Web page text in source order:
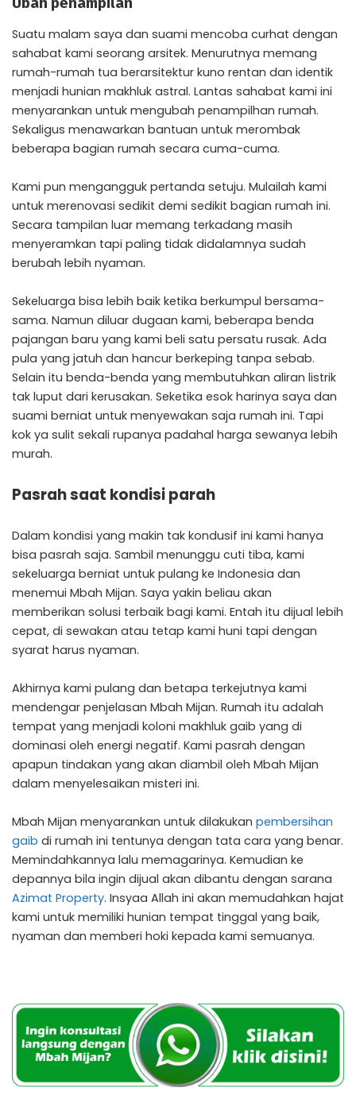
Suatu malam saya dan suami mencoba curhat dengan
sahabat kami seorang arsitek. Menurutnya memang
rumah-rumah tua berarsitektur kuno rentan dan identik
menjadi hunian makhluk astral. Lantas sahabat kami ini
menyarankan untuk mengubah penampilhan rumah.
Sekaligus menawarkan bantuan untuk merombak
beberapa bagian rumah secara cuma-cuma.
Kami pun mengangguk pertanda setuju. Mulailah kami
untuk merenovasi sedikit demi sedikit bagian rumah ini.
Secara tampilan luar memang terkadang masih
menyeramkan tapi paling tidak didalamnya sudah
berubah lebih nyaman.
Sekeluarga bisa lebih baik ketika berkumpul bersama-
sama. Namun diluar dugaan kami, beberapa benda
pajangan baru yang kami beli satu persatu rusak. Ada
pula yang jatuh dan hancur berkeping tanpa sebab.
Selain itu benda-benda yang membutuhkan aliran listrik
tak luput dari kerusakan. Seketika esok harinya saya dan
suami berniat untuk menyewakan saja rumah ini. Tapi
kok ya sulit sekali rupanya padahal harga sewanya lebih
murah.
Pasrah saat kondisi parah
Dalam kondisi yang makin tak kondusif ini kami hanya
bisa pasrah saja. Sambil menunggu cuti tiba, kami
sekeluarga berniat untuk pulang ke Indonesia dan
menemui Mbah Mijan. Saya yakin beliau akan
memberikan solusi terbaik bagi kami. Entah itu dijual lebih
cepat, di sewakan atau tetap kami huni tapi dengan
syarat harus nyaman.
Akhirnya kami pulang dan betapa terkejutnya kami
mendengar penjelasan Mbah Mijan. Rumah itu adalah
tempat yang menjadi koloni makhluk gaib yang di
dominasi oleh energi negatif. Kami pasrah dengan
apapun tindakan yang akan diambil oleh Mbah Mijan
dalam menyelesaikan misteri ini.
Mbah Mijan menyarankan untuk dilakukan pembersihan
gaib di rumah ini tentunya dengan tata cara yang benar.
Memindahkannya lalu memagarinya. Kemudian ke
depannya bila ingin dijual akan dibantu dengan sarana
Azimat Property. Insyaa Allah ini akan memudahkan hajat
kami untuk memiliki hunian tempat tinggal yang baik,
nyaman dan memberi hoki kepada kami semuanya.